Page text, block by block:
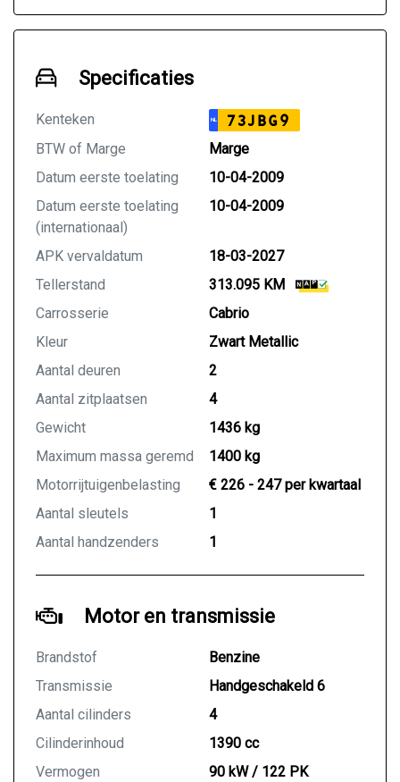
Specificaties
Kenteken NL 73JBG9
BTW of Marge
Marge
Datum eerste toelating
10-04-2009
Datum eerste toelating
(internationaal)
10-04-2009
APK vervaldatum
18-03-2027
Tellerstand
313.095 KM
Carrosserie
Cabrio
Kleur
Zwart Metallic
Aantal deuren
2
Aantal zitplaatsen
4
Gewicht
1436 kg
Maximum massa geremd
1400 kg
Motorrijtuigenbelasting
€ 226 - 247 per kwartaal
Aantal sleutels
1
Aantal handzenders
1
Motor en transmissie
Brandstof
Benzine
Transmissie
Handgeschakeld 6
Aantal cilinders
4
Cilinderinhoud
1390 cc
Vermogen
90 kW / 122 PK